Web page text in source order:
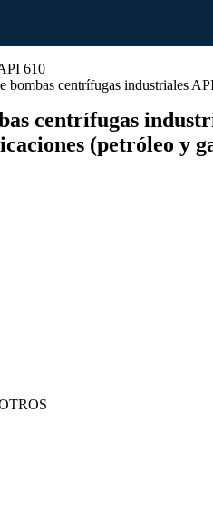
bombas centrífugas industriales
centrífugas
(petróleo y